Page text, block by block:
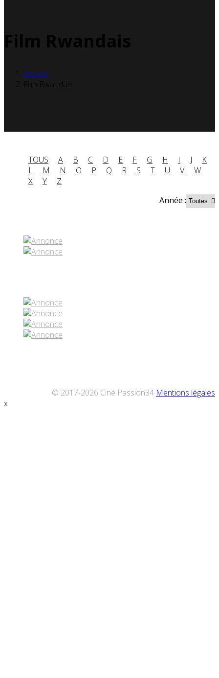
Film Rwandais
Accueil
Film Rwandais
TOUS A B C D E F G H I J
K
L
M N O P Q R S T U V
W
X
Y
Z
Année :
© 2017-2026 Ciné Passion34 Mentions légales
x